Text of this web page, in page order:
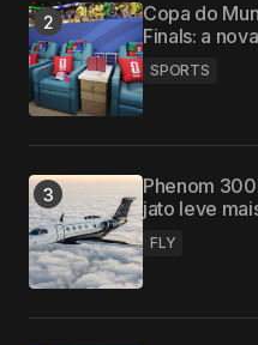
Copa do
Finals: a
SPORTS
Phenom
jato leve
FLY